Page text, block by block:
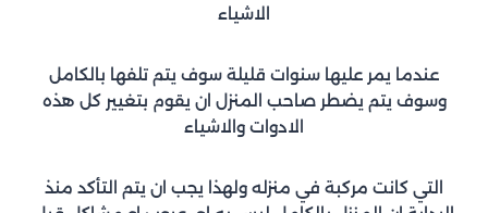
الاشياء
عندما يمر عليها سنوات قليلة سوف يتم تلفها بالكامل
وسوف يتم يضطر صاحب المنزل ان يقوم بتغيير كل هذه
الادوات والاشياء
التي كانت مركبة في منزله ولهذا يجب ان يتم التأكد منذ